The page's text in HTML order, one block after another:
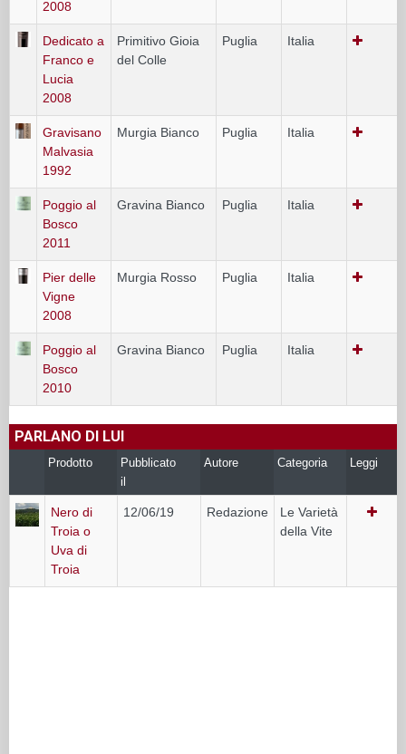
2008
Dedicato a
Franco e
Lucia
2008
Primitivo Gioia
del Colle
Puglia Italia
Gravisano
Malvasia
1992
Murgia Bianco Puglia Italia
Poggio al
Bosco
2011
Gravina Bianco Puglia Italia
Pier delle
Vigne
2008
Murgia Rosso Puglia Italia
Poggio al
Bosco
2010
Gravina Bianco Puglia Italia
PARLANO DI LUI
Prodotto
Pubblicato
il
Autore Categoria Leggi
Nero di
Troia o
Uva di
Troia
12/06/19 Redazione
Le Varietà
della Vite